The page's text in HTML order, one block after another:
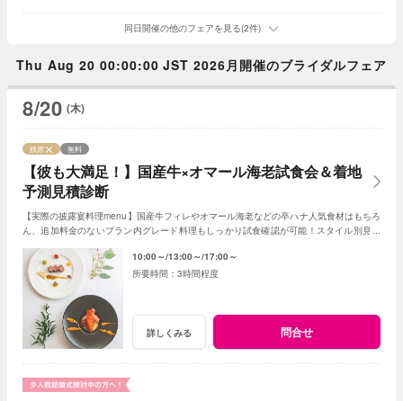
同日開催の他のフェアを見る(2件)
Thu Aug 20 00:00:00 JST 2026月開催のブライダルフェア
8/20 (木)
【彼も大満足！】国産牛×オマール海老試食会＆着地
予測見積診断
残席 無料
【実際の披露宴料理menu】国産牛フィレやオマール海老などの卒ハナ人気食材はもちろ
ん、追加料金のないプラン内グレード料理もしっかり試食確認が可能！スタイル別見積
10:00～ 13:00～ 17:00～
3時間程度
詳しくみる 問合せ